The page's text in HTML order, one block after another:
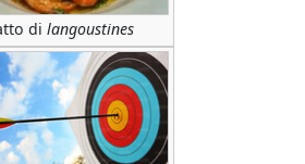
di langoustines